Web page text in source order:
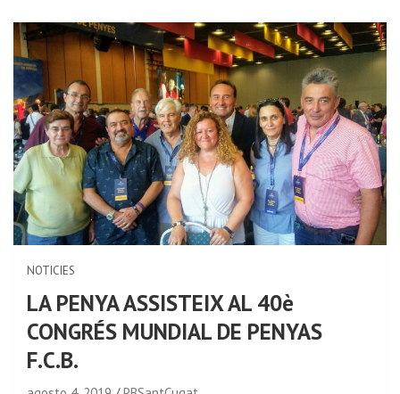
NOTICIES
LA PENYA ASSISTEIX AL 40è
CONGRÉS MUNDIAL DE PENYAS
F.C.B.